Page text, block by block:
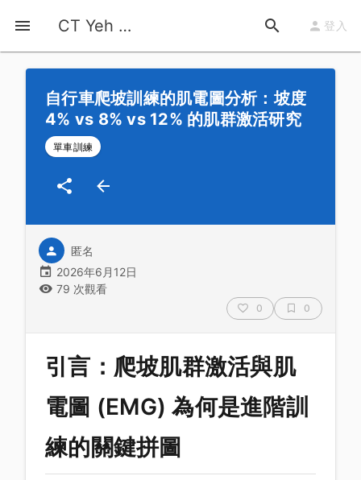
CT Yeh 公路車基地 登入
首頁 運動知識
自行車爬坡訓練的肌電圖分析：坡度
4% vs 8% vs 12% 的肌群激活研究
單車訓練
匿名
2026年6月12日
79 次觀看
0 0
引言：爬坡肌群激活與肌
電圖 (EMG) 為何是進階訓
練的關鍵拼圖